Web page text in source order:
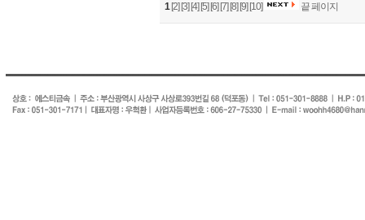
1 [2] [3] [4] [5] [6] [7] [8] [9] [10] 끝 페이지